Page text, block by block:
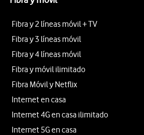
Fibra y 2 líneas móvil + TV
Fibra y 3 líneas móvil
Fibra y 4 líneas móvil
Fibra y móvil ilimitado
Fibra Móvil y Netflix
Internet en casa
Internet 4G en casa ilimitado
Internet 5G en casa